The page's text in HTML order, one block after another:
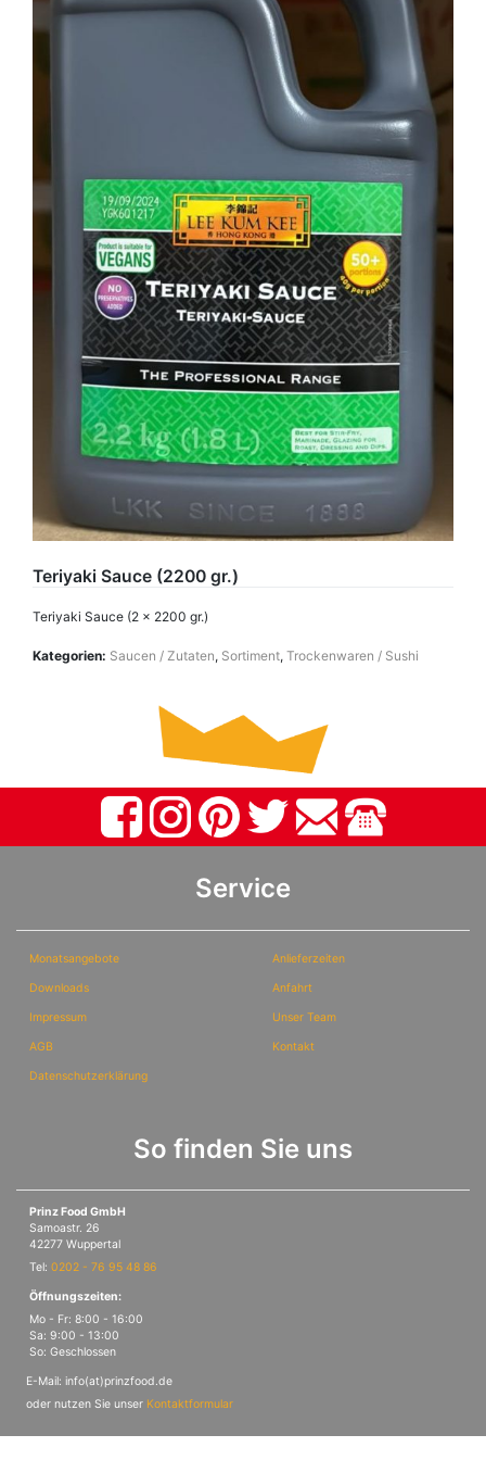
Teriyaki Sauce (2200 gr.)
Teriyaki Sauce (2 x 2200 gr.)
Kategorien: Saucen / Zutaten, Sortiment, Trockenwaren / Sushi
Service
Monatsangebote
Downloads
Impressum
AGB
Datenschutzerklärung
Anlieferzeiten
Anfahrt
Unser Team
Kontakt
So finden Sie uns
Prinz Food GmbH
Samoastr. 26
42277 Wuppertal
Tel: 0202 - 76 95 48 86
Öffnungszeiten:
Mo - Fr: 8:00 - 16:00
Sa: 9:00 - 13:00
So: Geschlossen
E-Mail: info(at)prinzfood.de
oder nutzen Sie unser Kontaktformular